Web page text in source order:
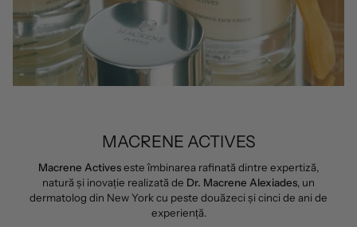
MACRENE ACTIVES
Macrene Activeseste îmbinarea rafinată dintre expertiză,
natură și inovație realizată de Dr. Macrene Alexiades, un
dermatolog din New York cu peste douăzeci și cinci de ani de
experiență.